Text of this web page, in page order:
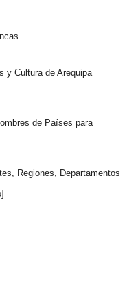
y Cultura de Arequipa
de Países para
Regiones, Departamentos